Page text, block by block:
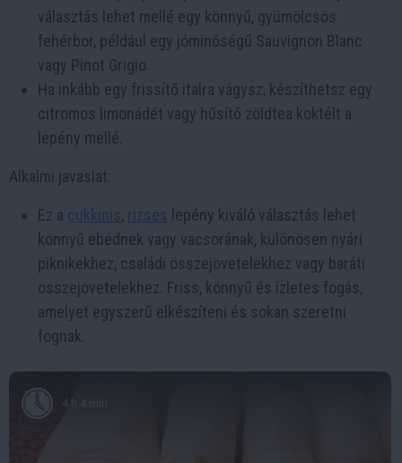
választás lehet mellé egy könnyű, gyümölcsös
fehérbor, például egy jóminőségű Sauvignon Blanc
vagy Pinot Grigio.
Ha inkább egy frissítő italra vágysz, készíthetsz egy
citromos limonádét vagy hűsítő zöldtea koktélt a
lepény mellé.
Alkalmi javaslat:
Ez a cukkinis, rizses lepény kiváló választás lehet
könnyű ebédnek vagy vacsorának, különösen nyári
piknikekhez, családi összejövetelekhez vagy baráti
összejövetelekhez. Friss, könnyű és ízletes fogás,
amelyet egyszerű elkészíteni és sokan szeretni
fognak.
4 h 4 min